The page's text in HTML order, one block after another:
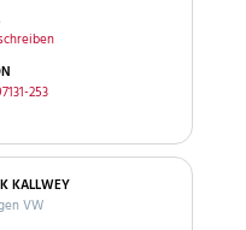
253
KALLWEY
VW